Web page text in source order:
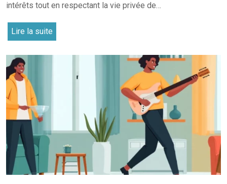
intérêts tout en respectant la vie privée de…
Lire la suite